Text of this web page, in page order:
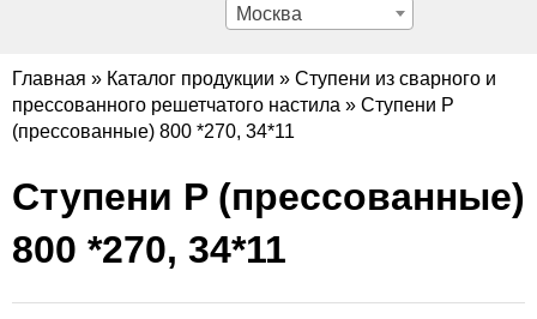
Москва
Главная » Каталог продукции » Ступени из сварного и
прессованного решетчатого настила » Ступени P
(прессованные) 800 *270, 34*11
Ступени P (прессованные)
800 *270, 34*11